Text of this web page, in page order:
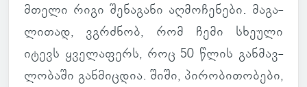
მთელი რიგი შე­ნა­განი აღ­მო­ჩე­ნები. მა­გა­
ლი­თად, ვგრძნობ, რომ ჩემი სხე­ული
იტევს ყვე­ლა­ფერს, როც 50 წლის გან­მავ­
ლო­ბაში გან­მიც­დია. შიში, პი­რო­ბი­თო­ბები,